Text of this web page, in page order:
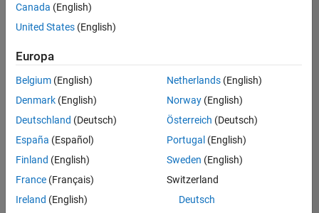
Industry Marketing
Actualmente
no
puestos
disponibles
que
se
correspondan
con
sus
criterios
de
búsqueda.
Pruebe
Canada (English)
United States (English)
Europa
Belgium (English)
Denmark (English)
Deutschland (Deutsch)
España (Español)
Finland (English)
France (Français)
Ireland (English)
Netherlands(English)
Norway(English)
Österreich (Deutsch)
Portugal (English)
Sweden (English)
Switzerland
Deutsch